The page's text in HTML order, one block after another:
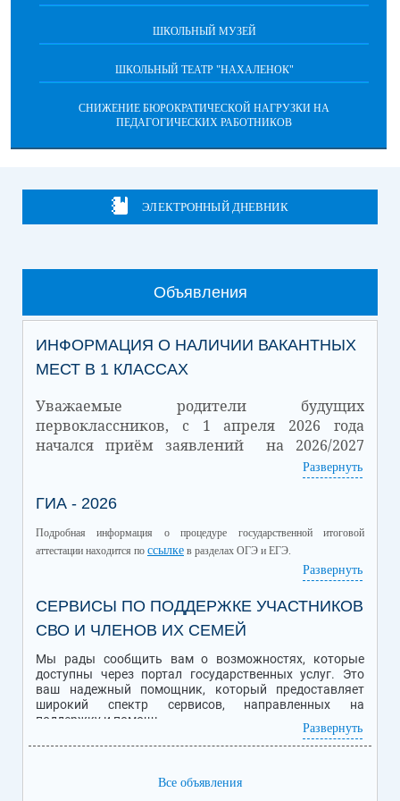
ШКОЛЬНЫЙ МУЗЕЙ
ШКОЛЬНЫЙ ТЕАТР "НАХАЛЕНОК"
СНИЖЕНИЕ БЮРОКРАТИЧЕСКОЙ НАГРУЗКИ НА
ПЕДАГОГИЧЕСКИХ РАБОТНИКОВ
ЭЛЕКТРОННЫЙ ДНЕВНИК
Объявления
ИНФОРМАЦИЯ О НАЛИЧИИ ВАКАНТНЫХ
МЕСТ В 1 КЛАССАХ
Уважаемые родители будущих
первоклассников, с 1 апреля 2026 года
начался приём заявлений на 2026/2027
Дата
01.07.2026
32 18
Подробная информация о Приеме обучающихся в школу находится
Развернуть
ГИА - 2026
Подробная информация о процедуре государственной итоговой
аттестации находится по ссылке в разделах ОГЭ и ЕГЭ.
Развернуть
СЕРВИСЫ ПО ПОДДЕРЖКЕ УЧАСТНИКОВ
СВО И ЧЛЕНОВ ИХ СЕМЕЙ
Мы рады сообщить вам о возможностях, которые
доступны через портал государственных услуг. Это
ваш надежный помощник, который предоставляет
широкий спектр сервисов, направленных на
поддержку и помощь.
специальной военной операции (СВО), семьям
Развернуть
Все объявления